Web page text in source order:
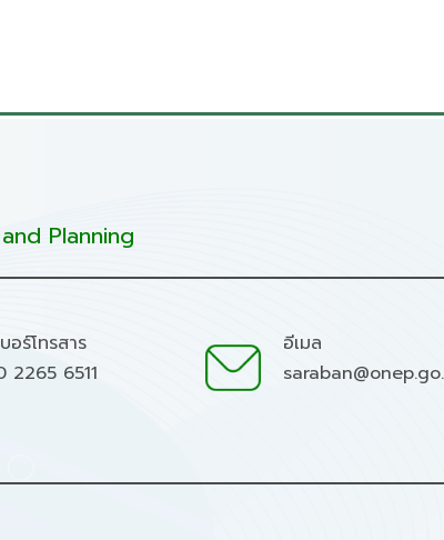
Planning
บอร์โทรสาร
2265 6511
อีเมล